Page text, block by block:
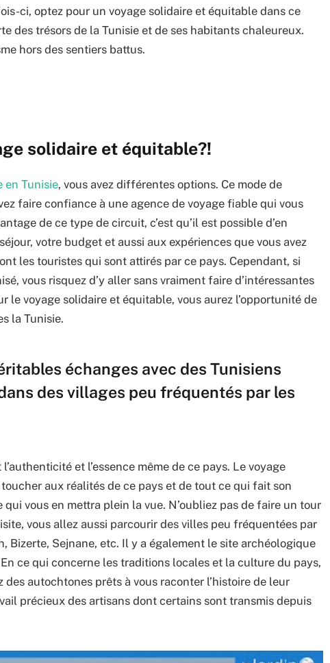
ci, optez pour un voyage solidaire et équitable dans ce
des trésors de la Tunisie et de ses habitants chaleureux.
hors des sentiers battus.
solidaire et équitable?!
en Tunisie, vous avez différentes options. Ce mode de
faire confiance à une agence de voyage fiable qui vous
de ce type de circuit, c’est qu’il est possible d’en
votre budget et aussi aux expériences que vous avez
les touristes qui sont attirés par ce pays. Cependant, si
vous risquez d’y aller sans vraiment faire d’intéressantes
le voyage solidaire et équitable, vous aurez l’opportunité de
la Tunisie.
échanges avec des Tunisiens
des villages peu fréquentés par les
et l’essence même de ce pays. Le voyage
aux réalités de ce pays et de tout ce qui fait son
vous en mettra plein la vue. N’oubliez pas de faire un tour
vous allez aussi parcourir des villes peu fréquentées par
Bizerte, Sejnane, etc. Il y a également le site archéologique
ce qui concerne les traditions locales et la culture du pays,
des autochtones prêts à vous raconter l’histoire de leur
précieux des artisans dont certains sont transmis depuis